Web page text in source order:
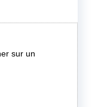
sur un